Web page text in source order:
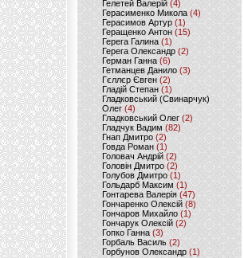
Гелетей Валерій (4)
Герасименко Микола (4)
Герасимов Артур (1)
Геращенко Антон(15)
Герега Галина (1)
Герега Олександр (2)
Герман Ганна (6)
Гетманцев Данило (3)
Гєллєр Євген (2)
Гладій Степан(1)
Гладковський (Свинарчук)
Олег (4)
Гладковський Олег (2)
Гладчук Вадим (82)
Гнап Дмитро (2)
Говда Роман(1)
Головач Андрій (2)
Головін Дмитро (2)
Голубов Дмитро (1)
Гольдарб Максим(1)
Гонтарева Валерія (47)
Гончаренко Олексій(8)
Гончаров Михайло (1)
Гончарук Олексій (2)
Гопко Ганна (3)
Горбаль Василь (2)
Горбунов Олександр (1)